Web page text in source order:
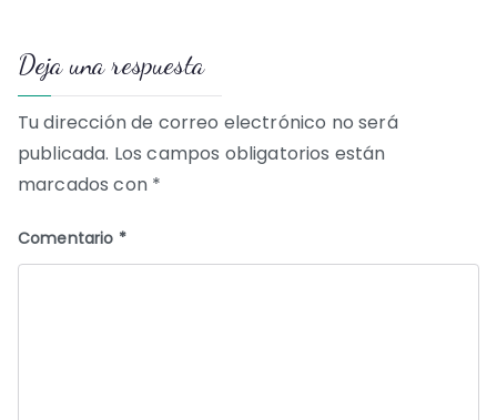
entradas
Deja una respuesta
Tu dirección de correo electrónico no será
publicada. Los campos obligatorios están
marcados con *
Comentario *